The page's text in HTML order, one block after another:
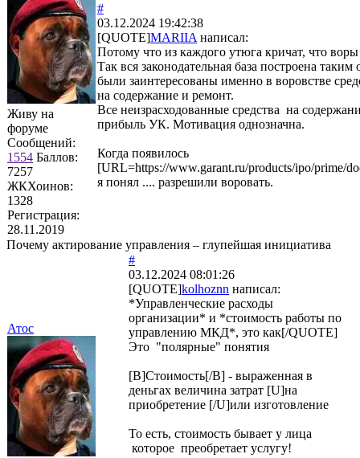
Живу на
форуме
Сообщений:
1554 Баллов:
7257
ЖКХоинов:
1328
Регистрация:
28.11.2019
#
03.12.2024 19:42:38
[QUOTE]MARIIA написал:
Потому что из каждого утюга кричат, что
Так вся законодательная база построена
были заинтересованы именно в воровстве
на содержание и ремонт.
Все неизрасходованные средства на
прибыль УК. Мотивация однозначна.
Когда появилось
[URL=https://www.garant.ru/products/ipo/prime/
я понял .... разрешили воровать.
Почему актирование управления – глупейшая инициатива
Атос
#
03.12.2024 08:01:26
[QUOTE]kolhoznn написал:
*Управленческие расходы
организации* и *стоимость работы по
управлению МКД*, это как[/QUOTE]
Это "полярные" понятия
[B]Стоимость[/B] - выраженная в
деньгах величина затрат [U]на
приобретение [/U]или изготовление
То есть, стоимость бывает у лица
которое преобретает услугу!